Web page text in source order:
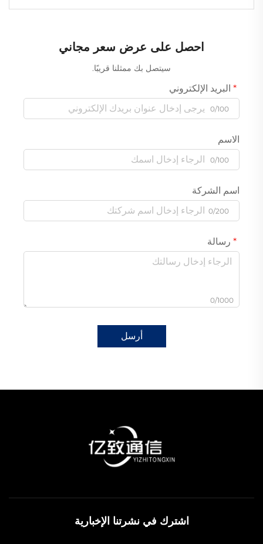
احصل على عرض سعر مجاني
سيتصل بك ممثلنا قريبًا.
البريد الإلكتروني
0/100
الاسم
0/100
اسم الشركة
0/200
رسالة
0/1000
أرسل
اشترك في نشرتنا الإخبارية